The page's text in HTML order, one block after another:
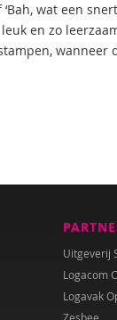
‘Bah, wat een
en zo
Uitgeverij
Logacom
Logavak